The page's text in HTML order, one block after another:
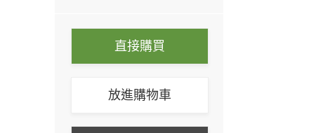
直接購買
放進購物車